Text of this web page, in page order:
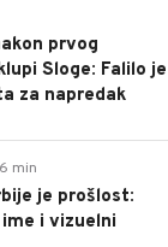
prvog
Sloge: Falilo je
za napredak
min
je prošlost:
i vizuelni